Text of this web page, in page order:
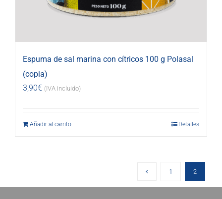
Espuma de sal marina con cítricos 100 g Polasal
(copia)
3,90€ (IVA incluido)
Añadir al carrito Detalles
1 2